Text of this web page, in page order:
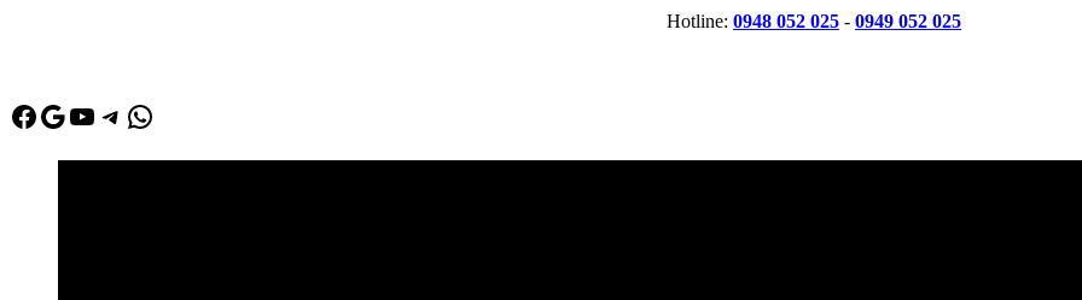
Hotline: 0948 052 025 - 0949 052 025
Facebook
Google
Youtube
Telegram
WhatsApp